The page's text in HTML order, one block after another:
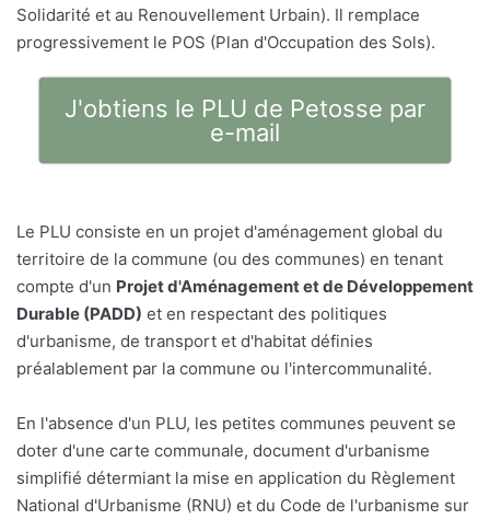
Solidarité et au Renouvellement Urbain). Il remplace
progressivement le POS (Plan d'Occupation des Sols).
J'obtiens le PLU de Petosse par
e-mail
Le PLU consiste en un projet d'aménagement global du
territoire de la commune (ou des communes) en tenant
compte d'un Projet d'Aménagement et de Développement
Durable (PADD) et en respectant des politiques
d'urbanisme, de transport et d'habitat définies
préalablement par la commune ou l'intercommunalité.
En l'absence d'un PLU, les petites communes peuvent se
doter d'une carte communale, document d'urbanisme
simplifié détermiant la mise en application du Règlement
National d'Urbanisme (RNU) et du Code de l'urbanisme sur